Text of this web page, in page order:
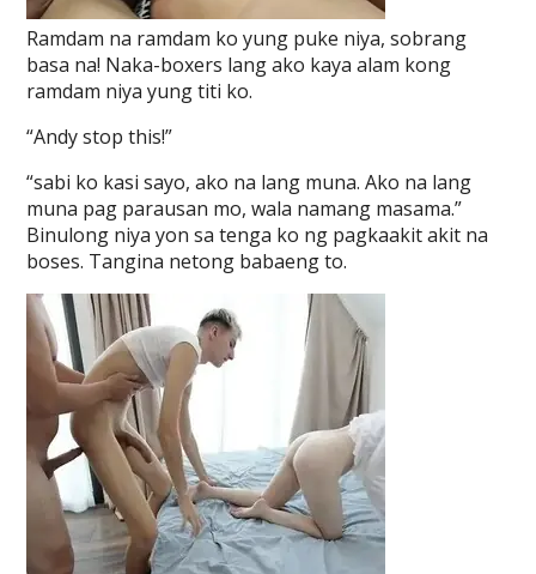
Ramdam na ramdam ko yung puke niya, sobrang
basa na! Naka-boxers lang ako kaya alam kong
ramdam niya yung titi ko.
“Andy stop this!”
“sabi ko kasi sayo, ako na lang muna. Ako na lang
muna pag parausan mo, wala namang masama.”
Binulong niya yon sa tenga ko ng pagkaakit akit na
boses. Tangina netong babaeng to.